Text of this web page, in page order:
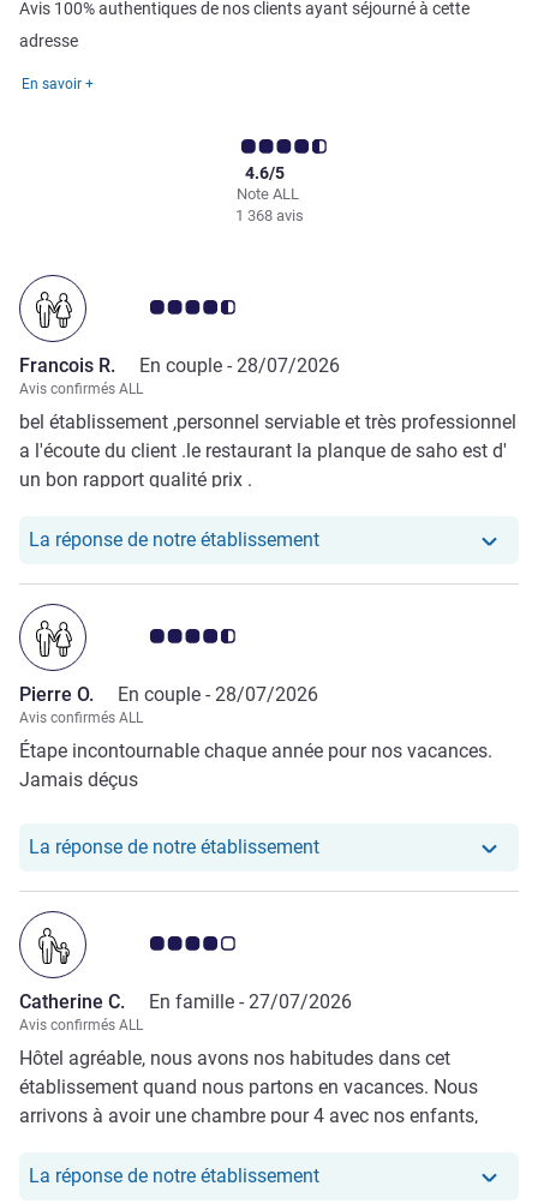
Avis 100% authentiques de nos clients ayant séjourné à cette
adresse
En savoir +
Note ALL
4.6/5
1 368 avis
Note Avis clients 4.5/5
Francois R. En couple - 28/07/2026
Avis confirmés ALL
bel établissement ,personnel serviable et très professionnel
a l'écoute du client .le restaurant la planque de saho est d'
un bon rapport qualité prix .
La réponse de notre établissementNotre hôtel a repondu au
Note Avis clients 4.5/5
Pierre O. En couple - 28/07/2026
Avis confirmés ALL
Étape incontournable chaque année pour nos vacances.
Jamais déçus
La réponse de notre établissementNotre hôtel a repondu au
Note Avis clients 4.0/5
Catherine C. En famille - 27/07/2026
Avis confirmés ALL
Hôtel agréable, nous avons nos habitudes dans cet
établissement quand nous partons en vacances. Nous
arrivons à avoir une chambre pour 4 avec nos enfants,
à vieillir un peu, ainsi que les escaliers qui mènent à
La réponse de notre établissementNotre hôtel a repondu au